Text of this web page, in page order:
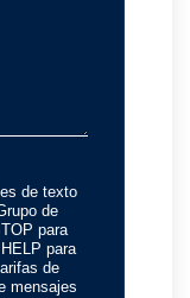
de texto
de
para
para
de
mensajes